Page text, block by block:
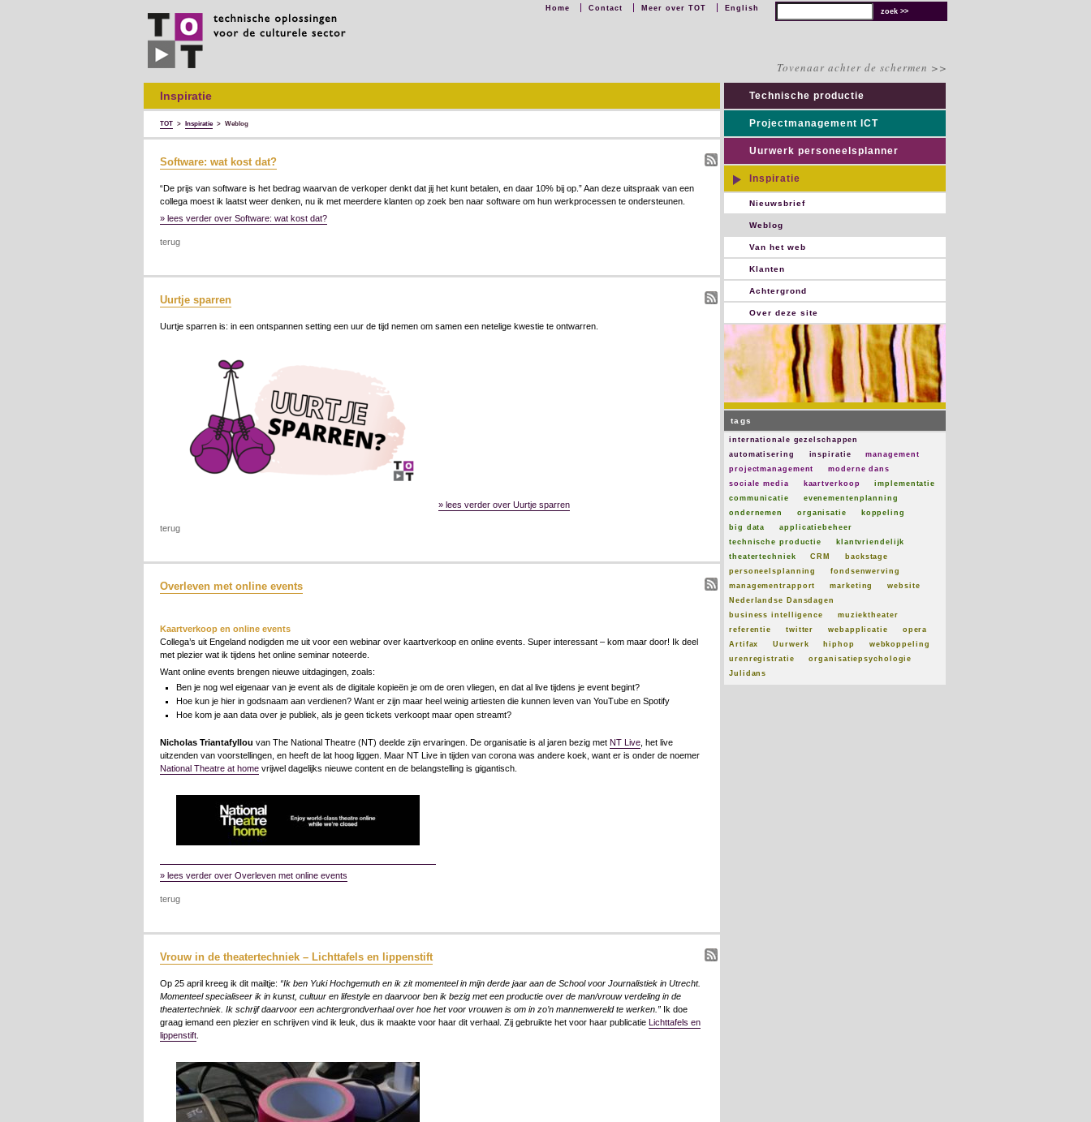
voor
culturele
sector
Home Contact Meer over TOT English
Tovenaar achter de schermen >>
Inspiratie
TOT > Inspiratie> Weblog
Software: wat kost dat?
“De prijs van software is het bedrag waarvan de verkoper denkt dat jij het kunt betalen, en daar 10% bij op.” Aan deze uitspraak van een
collega moest ik laatst weer denken, nu ik met meerdere klanten op zoek ben naar software om hun werkprocessen te ondersteunen.
» lees verder over Software: wat kost dat?
terug
Uurtje sparren
Uurtje sparren is: in een ontspannen setting een uur de tijd nemen om samen een netelige kwestie te ontwarren.
» lees verder over Uurtje sparren
terug
Overleven met online events
Kaartverkoop en online events
Collega’s uit Engeland nodigden me uit voor een webinar over kaartverkoop en online events. Super interessant – kom maar door! Ik deel
met plezier wat ik tijdens het online seminar noteerde.
Want online events brengen nieuwe uitdagingen, zoals:
Ben je nog wel eigenaar van je event als de digitale kopieën je om de oren vliegen, en dat al live tijdens je event begint?
Hoe kun je hier in godsnaam aan verdienen? Want er zijn maar heel weinig artiesten die kunnen leven van YouTube en Spotify
Hoe kom je aan data over je publiek, als je geen tickets verkoopt maar open streamt?
Nicholas Triantafyllou van The National Theatre (NT) deelde zijn ervaringen. De organisatie is al jaren bezig met NT Live , het live
uitzenden van voorstellingen, en heeft de lat hoog liggen. Maar NT Live in tijden van corona was andere koek, want er is onder de noemer
National Theatre at home vrijwel dagelijks nieuwe content en de belangstelling is gigantisch.
» lees verder over Overleven met online events
terug
Vrouw in de theatertechniek – Lichttafels en lippenstift
Op 25 april kreeg ik dit mailtje: “Ik ben Yuki Hochgemuth en ik zit momenteel in mijn derde jaar aan de School voor Journalistiek in Utrecht.
Momenteel specialiseer ik in kunst, cultuur en lifestyle en daarvoor ben ik bezig met een productie over de man/vrouw verdeling in de
theatertechniek. Ik schrijf daarvoor een achtergrondverhaal over hoe het voor vrouwen is om in zo’n mannenwereld te werken.” Ik doe
graag iemand een plezier en schrijven vind ik leuk, dus ik maakte voor haar dit verhaal. Zij gebruikte het voor haar publicatie Lichttafels en
lippenstift
Technische productie
Projectmanagement ICT
Uurwerk personeelsplanner
Inspiratie
Nieuwsbrief
Weblog
Van het web
Klanten
Achtergrond
Over deze site
tags
internationale gezelschappen
automatisering
inspiratie
management
projectmanagement
moderne dans
sociale media
kaartverkoop
implementatie
communicatie
evenementenplanning
ondernemen
organisatie
koppeling
big data
applicatiebeheer
technische productie
klantvriendelijk
theatertechniek
CRM
backstage
personeelsplanning
fondsenwerving
managementrapport
marketing
website
Nederlandse Dansdagen
business intelligence
muziektheater
referentie
twitter webapplicatie
opera
Artifax
Uurwerk hiphop
webkoppeling
urenregistratie
organisatiepsychologie
Julidans